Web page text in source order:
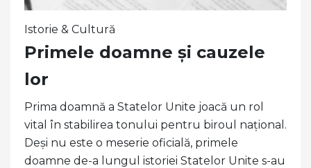
Istorie & Cultură
Primele doamne și cauzele
lor
Prima doamnă a Statelor Unite joacă un rol
vital în stabilirea tonului pentru biroul național.
Deși nu este o meserie oficială, primele
doamne de-a lungul istoriei Statelor Unite s-au